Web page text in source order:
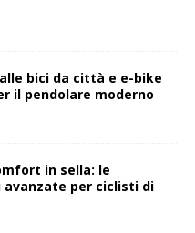
bici da città e e-bike
il pendolare moderno
in sella: le
per ciclisti di